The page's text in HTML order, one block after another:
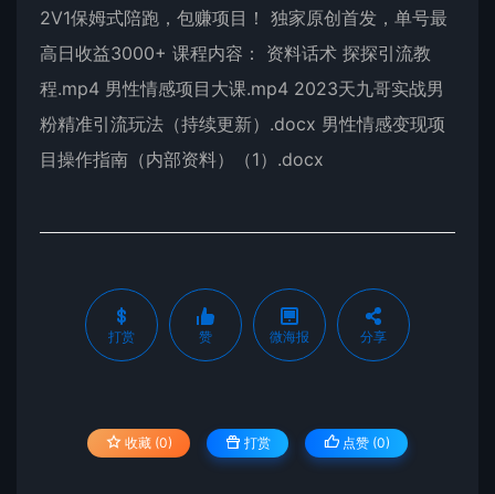
2V1保姆式陪跑，包赚项目！ 独家原创首发，单号最
高日收益3000+ 课程内容： 资料话术 探探引流教
程.mp4 男性情感项目大课.mp4 2023天九哥实战男
粉精准引流玩法（持续更新）.docx 男性情感变现项
目操作指南（内部资料）（1）.docx
打赏 赞 微海报 分享
收藏 (0) 打赏 点赞 (0)